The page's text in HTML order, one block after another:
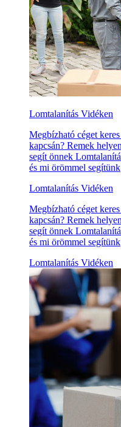
Lomtalanítás Vidéken
Megbízható céget
kapcsán? Remek
segít önnek
és mi örömmel segítünk
Lomtalanítás Vidéken
Megbízható céget
kapcsán? Remek
segít önnek
és mi örömmel segítünk
Lomtalanítás Vidéken